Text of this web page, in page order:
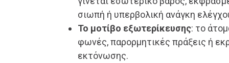
σιωπή ή υπερβολική ανάγκη
Το μοτίβο εξωτερίκευσης: το
φωνές, παρορμητικές πράξεις ή
εκτόνωσης.